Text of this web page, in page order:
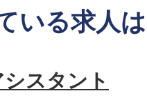
いる求人
スタント